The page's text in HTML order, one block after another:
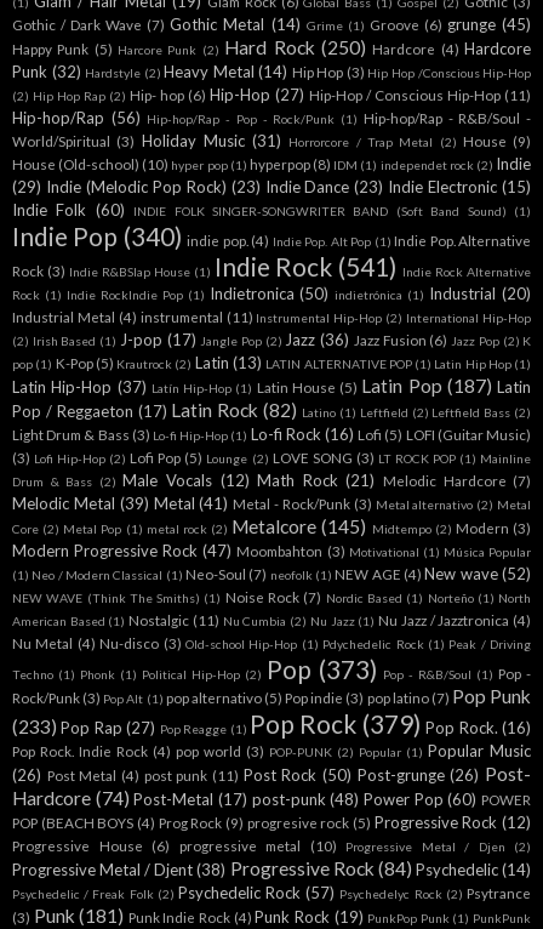
Gothic / Dark Wave (7) Gothic Metal (14) Grime (1) Groove (6) grunge (45)
Happy Punk (5) Harcore Punk (2) Hard Rock (250) Hardcore (4) Hardcore
Punk (32) Hardstyle (2) Heavy Metal (14) Hip Hop (3) Hip Hop /Conscious Hip-Hop
(2) Hip Hop Rap (2) Hip- hop (6) Hip-Hop (27) Hip-Hop / Conscious Hip-Hop (11)
Hip-hop/Rap (56) Hip-hop/Rap - Pop - Rock/Punk (1) Hip-hop/Rap - R&B/Soul -
World/Spiritual (3) Holiday Music (31) Horrorcore / Trap Metal (2) House (9)
House (Old-school) (10) hyper pop (1) hyperpop (8) IDM (1) independet rock (2) Indie
(29) Indie (Melodic Pop Rock) (23) Indie Dance (23) Indie Electronic (15)
Indie Folk (60) INDIE FOLK SINGER-SONGWRITER BAND (Soft Band Sound) (1)
Indie Pop (340) indie pop. (4) Indie Pop. Alt Pop (1) Indie Pop. Alternative
Rock (3) Indie R&BSlap House (1) Indie Rock (541) Indie Rock Alternative
Rock (1) Indie RockIndie Pop (1) Indietronica (50) indietrónica (1) Industrial (20)
Industrial Metal (4) instrumental (11) Instrumental Hip-Hop (2) International Hip-Hop
(2) Irish Based (1) J-pop (17) Jangle Pop (2) Jazz (36) Jazz Fusion (6) Jazz Pop (2) K
pop (1) K-Pop (5) Krautrock (2) Latin (13) LATIN ALTERNATIVE POP (1) Latin Hip Hop (1)
Latin Hip-Hop (37) Latín Hip-Hop (1) Latin House (5) Latin Pop (187) Latin
Pop / Reggaeton (17) Latin Rock (82) Latino (1) Leftfield (2) Leftfield Bass (2)
Light Drum & Bass (3) Lo-fi Hip-Hop (1) Lo-fi Rock (16) Lofi (5) LOFI (Guitar Music)
(3) Lofi Hip-Hop (2) Lofi Pop (5) Lounge (2) LOVE SONG (3) LT ROCK POP (1) Mainline
Drum & Bass (2) Male Vocals (12) Math Rock (21) Melodic Hardcore (7)
Melodic Metal (39) Metal (41) Metal - Rock/Punk (3) Metal alternativo (2) Metal
Core (2) Metal Pop (1) metal rock (2) Metalcore (145) Midtempo (2) Modern (3)
Modern Progressive Rock (47) Moombahton (3) Motivational (1) Música Popular
(1) Neo / Modern Classical (1) Neo-Soul (7) neofolk (1) NEW AGE (4) New wave (52)
NEW WAVE (Think The Smiths) (1) Noise Rock (7) Nordic Based (1) Norteño (1) North
American Based (1) Nostalgic (11) Nu Cumbia (2) Nu Jazz (1) Nu Jazz / Jazztronica (4)
Nu Metal (4) Nu-disco (3) Old-school Hip-Hop (1) Pdychedelic Rock (1) Peak / Driving
Techno (1) Phonk (1) Political Hip-Hop (2) Pop (373) Pop - R&B/Soul (1) Pop -
Rock/Punk (3) Pop Alt (1) pop alternativo (5) Pop indie (3) pop latino (7) Pop Punk
(233) Pop Rap (27) Pop Reagge (1) Pop Rock (379) Pop Rock. (16)
Pop Rock. Indie Rock (4) pop world (3) POP-PUNK (2) Popular (1) Popular Music
(26) Post Metal (4) post punk (11) Post Rock (50) Post-grunge (26) Post-
Hardcore (74) Post-Metal (17) post-punk (48) Power Pop (60) POWER
POP (BEACH BOYS (4) Prog Rock (9) progresive rock (5) Progressive Rock (12)
Progressive House (6) progressive metal (10) Progressive Metal / Djen (2)
Progressive Metal / Djent (38) Progressive Rock (84) Psychedelic(14)
Psychedelic / Freak Folk (2) Psychedelic Rock (57) Psychedelyc Rock (2) Psytrance
(3) Punk (181) Punk Indie Rock (4) Punk Rock (19) PunkPop Punk (1) PunkPunk